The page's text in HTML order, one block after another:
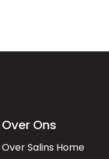
Over Ons
Over Salins Home